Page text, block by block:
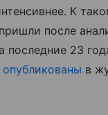
К
после
последние 23
опубликованы в